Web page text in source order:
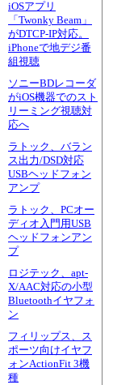
iOSアプリ
「Twonky Beam」
がDTCP-IP対応。
iPhoneで地デジ番
組視聴
ソニーBDレコーダ
がiOS機器でのスト
リーミング視聴対
応へ
ラトック、バラン
ス出力/DSD対応
USBヘッドフォン
アンプ
ラトック、PCオー
ディオ入門用USB
ヘッドフォンアン
プ
ロジテック、apt-
X/AAC対応の小型
Bluetoothイヤフォ
ン
フィリップス、ス
ポーツ向けイヤフ
ォンActionFit 3機
種